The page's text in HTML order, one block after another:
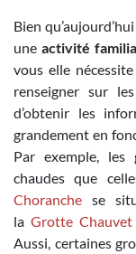
Bien
uneactivité
vous elle
renseigner sur
d’obtenir les
grandement en
Par exemple,
chaudes que
Choranche se
la Grotte
Aussi, certaines